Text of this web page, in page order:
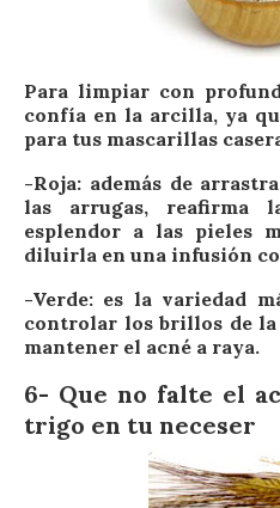
Para limpiar con
confía en la arcilla, ya
para tus mascarillas
-Roja: además de
las arrugas, reafirma
esplendor a las pieles
diluirla en una infusión
-Verde: es la variedad
controlar los brillos de
mantener el acné a raya.
6- Que no falte el
trigo en tu neceser